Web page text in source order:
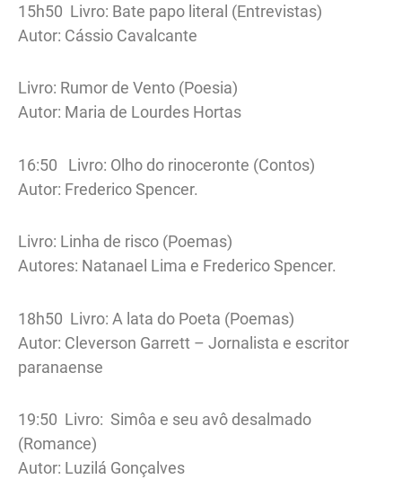
15h50 Livro: Bate papo literal (Entrevistas)
Autor: Cássio Cavalcante
Livro: Rumor de Vento (Poesia)
Autor: Maria de Lourdes Hortas
16:50 Livro: Olho do rinoceronte (Contos)
Autor: Frederico Spencer.
Livro: Linha de risco (Poemas)
Autores: Natanael Lima e Frederico Spencer.
18h50 Livro: A lata do Poeta (Poemas)
Autor: Cleverson Garrett – Jornalista e escritor
paranaense
19:50 Livro: Simôa e seu avô desalmado
(Romance)
Autor: Luzilá Gonçalves